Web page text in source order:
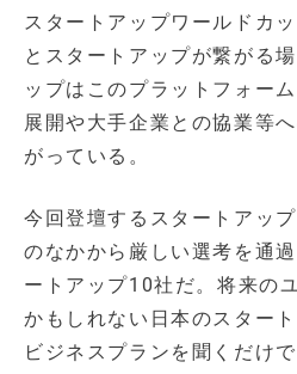
スタートアップワールドカ
とスタートアップが繋がる
ップはこのプラットフォー
展開や大手企業との協業等
がっている。
今回登壇するスタートアッ
のなかから厳しい選考を通
ートアップ10社だ。将来の
かもしれない日本のスター
ビジネスプランを聞くだけ